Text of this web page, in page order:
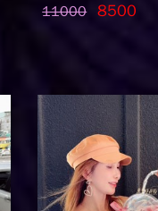
11000 8500